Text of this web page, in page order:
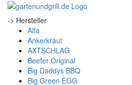
-> Hersteller
Alfa
Ankerkraut
AXTSCHLAG
Beefer Original
Big Daddys BBQ
Big Green EGG